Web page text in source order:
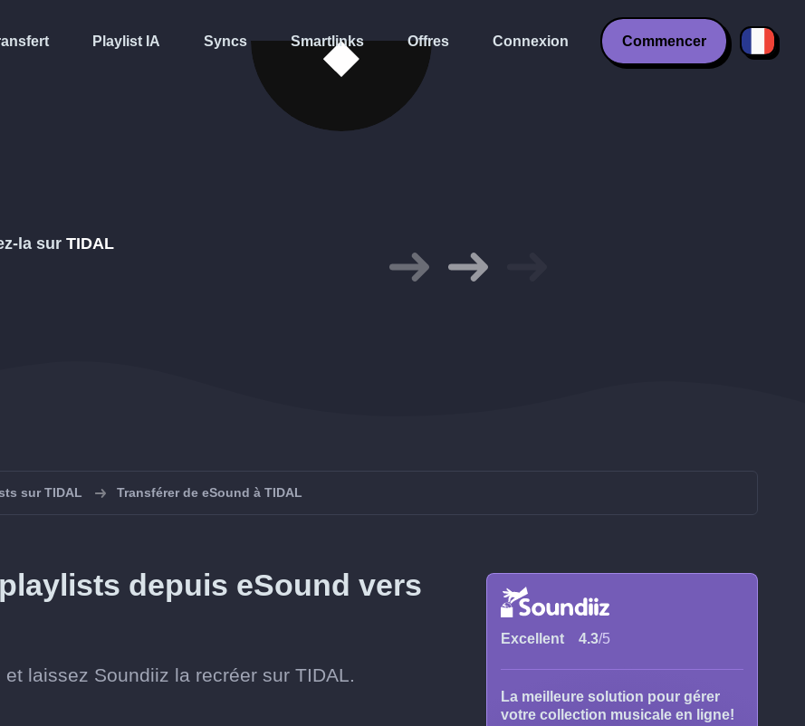
Playlist IA Syncs Smartlinks Offres Connexion Commencer
la sur TIDAL
sur TIDAL Transférer de eSound à TIDAL
depuis eSound vers
laissez Soundiiz la recréer sur TIDAL.
Excellent 4.3/5
La meilleure solution pour gérer
votre collection musicale en ligne!